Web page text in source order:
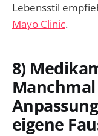
Lebensstil
Mayo Clinic.
8)
eigene